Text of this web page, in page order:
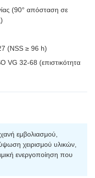
(90° απόσταση σε
(NSS ≥ 96 h)
VG 32-68 (επιστικότητα
εμβολιασμού,
χειρισμού υλικών,
ενεργοποίηση που